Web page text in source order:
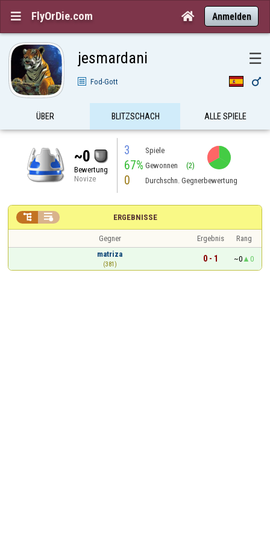
 FlyOrDie.com  Anmelden
jesmardani ☰
Fod-Gott 
ÜBER BLITZSCHACH ALLE SPIELE
~0
Bewertung
Novize
3 Spiele
67% Gewonnen (2)
0 Durchschn. Gegnerbewertung
ERGEBNISSE
 
Gegner Ergebnis
Rang
matriza
(381)
0 - 1 ~0 0